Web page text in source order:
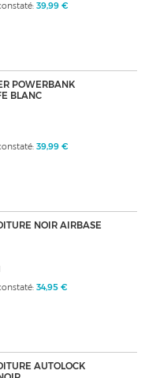
39,99 €
POWERBANK
BLANC
39,99 €
NOIR AIRBASE
34,95 €
AUTOLOCK